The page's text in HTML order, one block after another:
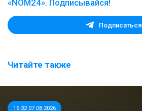
«NOM24». Подписывайся!
Подписаться
Читайте также
16:32 07.08.2026